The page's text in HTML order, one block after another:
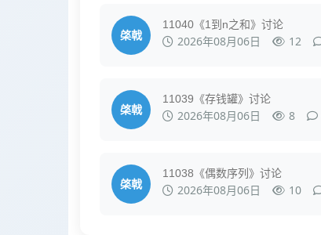
棨戟
11040《1到n之和》讨论
2026年08月06日 12
棨戟
11039《存钱罐》讨论
2026年08月06日 8
棨戟
11038《偶数序列》讨论
2026年08月06日 10